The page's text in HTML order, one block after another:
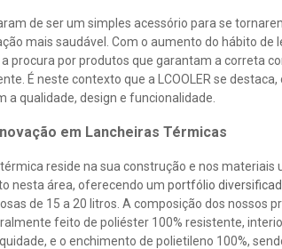
de ser um simples acessório para se
mais saudável. Com o aumento do hábito de
procura por produtos que garantam a correta
É neste contexto que a LCOOLER se
qualidade, design e funcionalidade.
em Lancheiras Térmicas
reside na sua construção e nos materiais
nesta área, oferecendo um portfólio
de 15 a 20 litros. A composição dos nossos
feito de poliéster 100% resistente,
e o enchimento de polietileno 100%,